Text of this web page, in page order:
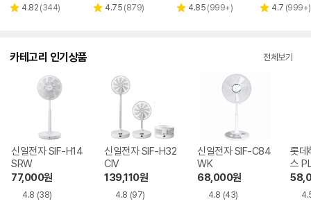
페이
별 4.82 리
(344)
페이
별 4.75 리
(879)
별 4.85 리
(999+)
별 4.7 리
(999+)
카테고리 인기상품 전체보기
신일전자 SIF-H14
SRW
77,000원
4.8 (38)
신일전자 SIF-H32
CIV
139,110원
4.8 (97)
신일전자 SIF-C84
WK
68,000원
4.8 (43)
롯데
스
WH